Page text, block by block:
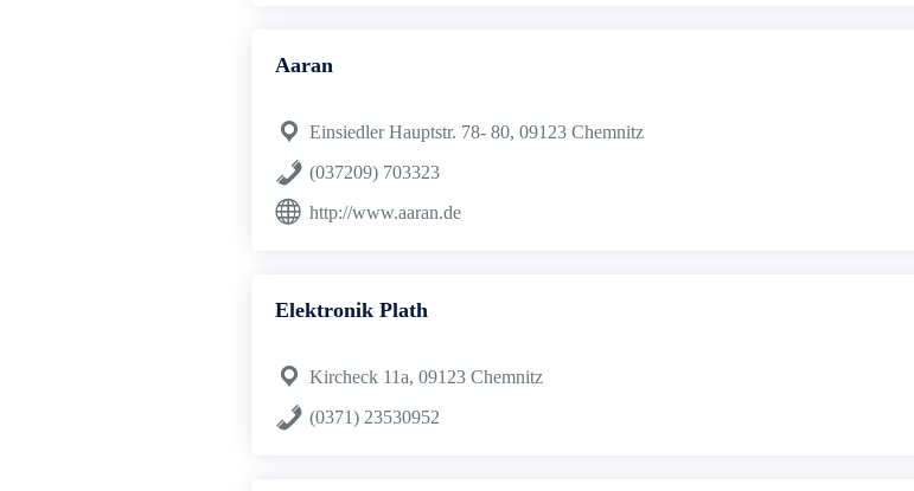
Aaran
Einsiedler Hauptstr. 78- 80, 09123 Chemnitz
(037209) 703323
http://www.aaran.de
Elektronik Plath
Kircheck 11a, 09123 Chemnitz
(0371) 23530952